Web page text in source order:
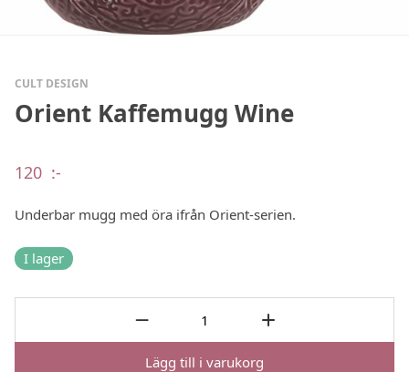
CULT DESIGN
Orient Kaffemugg Wine
120 :-
Underbar mugg med öra ifrån Orient-serien.
I lager
Lägg till i varukorg